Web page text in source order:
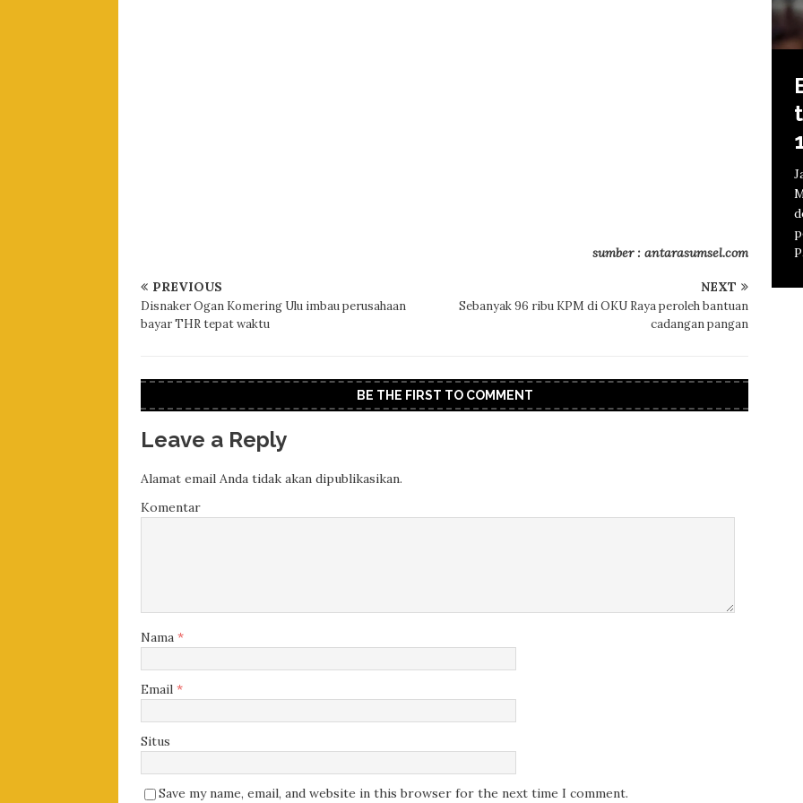
sumber : antarasumsel.com
PREVIOUS
Disnaker Ogan Komering Ulu imbau perusahaan
bayar THR tepat waktu
NEXT
Sebanyak 96 ribu KPM di OKU Raya peroleh bantuan
cadangan pangan
BE THE FIRST TO COMMENT
Leave a Reply
Alamat email Anda tidak akan dipublikasikan.
Komentar
Nama *
Email *
Situs
Save my name, email, and website in this browser for the next time I comment.